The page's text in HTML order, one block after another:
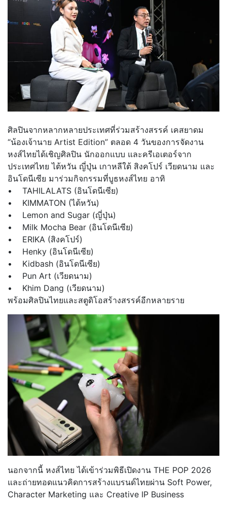
ศิลปินจากหลากหลายประเทศที่ร่วมสร้างสรรค์ เคสยาดม
“น้องเจ้านาย Artist Edition” ตลอด 4 วันของการจัดงาน
หงส์ไทยได้เชิญศิลปิน นักออกแบบ และครีเอเตอร์จาก
ประเทศไทย ไต้หวัน ญี่ปุ่น เกาหลีใต้ สิงคโปร์ เวียดนาม และ
อินโดนีเซีย มาร่วมกิจกรรมที่บูธหงส์ไทย อาทิ
• TAHILALATS (อินโดนีเซีย)
• KIMMATON (ไต้หวัน)
• Lemon and Sugar (ญี่ปุ่น)
• Milk Mocha Bear (อินโดนีเซีย)
• ERIKA (สิงคโปร์)
• Henky (อินโดนีเซีย)
• Kidbash (อินโดนีเซีย)
• Pun Art (เวียดนาม)
• Khim Dang (เวียดนาม)
พร้อมศิลปินไทยและสตูดิโอสร้างสรรค์อีกหลายราย
นอกจากนี้ หงส์ไทย ได้เข้าร่วมพิธีเปิดงาน THE POP 2026
และถ่ายทอดแนวคิดการสร้างแบรนด์ไทยผ่าน Soft Power,
Character Marketing และ Creative IP Business